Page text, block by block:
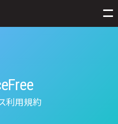
利用規約